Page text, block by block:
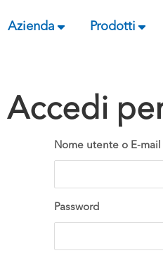
Azienda Prodotti
Accedi
Nome utente o E-mail
Password